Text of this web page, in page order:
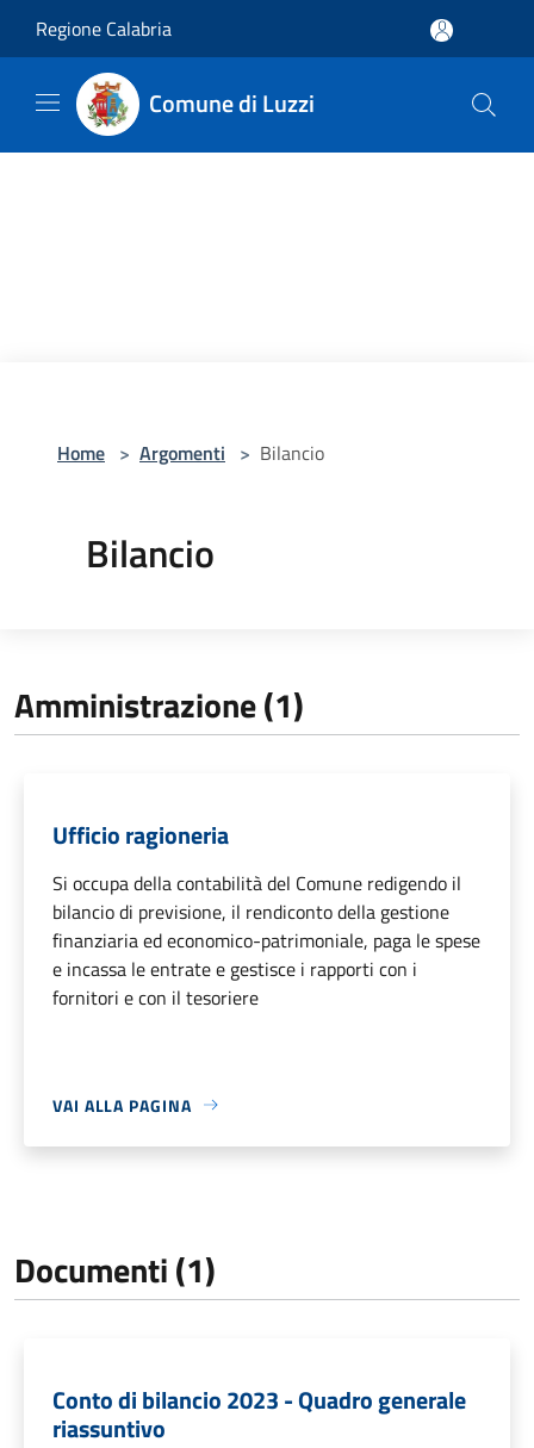
Regione Calabria
Comune di Luzzi
Home > Argomenti > Bilancio
Bilancio
Amministrazione (1)
Ufficio ragioneria
Si occupa della contabilità del Comune redigendo il
bilancio di previsione, il rendiconto della gestione
finanziaria ed economico-patrimoniale, paga le spese
e incassa le entrate e gestisce i rapporti con i
fornitori e con il tesoriere
VAI ALLA PAGINA
Documenti (1)
Conto di bilancio 2023 - Quadro generale
riassuntivo